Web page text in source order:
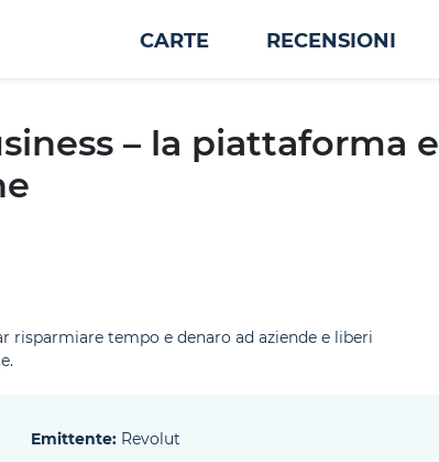
CARTE RECENSIONI
– la piattaforma e
risparmiare tempo e denaro ad aziende e liberi
Emittente: Revolut